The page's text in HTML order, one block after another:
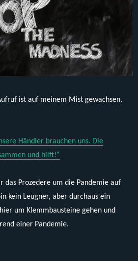
ist auf meinem Mist gewachsen.
Händler brauchen uns. Die
und hilft!“
das Prozedere um die Pandemie auf
kein Leugner, aber durchaus ein
um Klemmbausteine gehen und
einer Pandemie.
die Community“